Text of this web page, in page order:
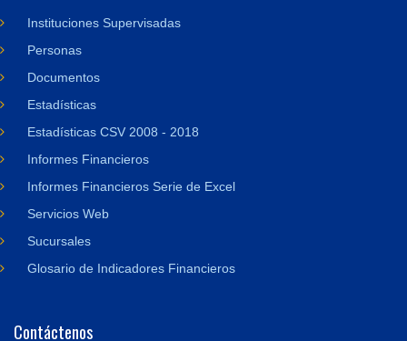
Instituciones Supervisadas
Personas
Documentos
Estadísticas
Estadísticas CSV 2008 - 2018
Informes Financieros
Informes Financieros Serie de Excel
Servicios Web
Sucursales
Glosario de Indicadores Financieros
Contáctenos